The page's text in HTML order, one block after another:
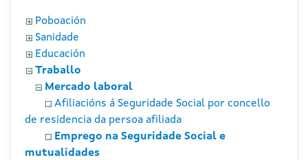
Poboación
Sanidade
Educación
Traballo
Mercado laboral
Afiliacións á Seguridade Social por concello
de residencia da persoa afiliada
Emprego na Seguridade Social e
mutualidades